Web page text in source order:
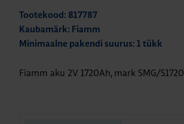
Tootekood: 817787
Kaubamärk: Fiamm
Minimaalne pakendi suurus: 1 tükk
Fiamm aku 2V 1720Ah, mark SMG/S1720